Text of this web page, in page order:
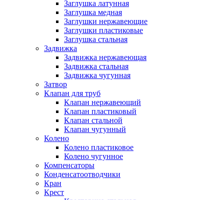
Заглушка латунная
Заглушка медная
Заглушки нержавеющие
Заглушки пластиковые
Заглушка стальная
Задвижка
Задвижка нержавеющая
Задвижка стальная
Задвижка чугунная
Затвор
Клапан для труб
Клапан нержавеющий
Клапан пластиковый
Клапан стальной
Клапан чугунный
Колено
Колено пластиковое
Колено чугунное
Компенсаторы
Конденсатоотводчики
Кран
Крест